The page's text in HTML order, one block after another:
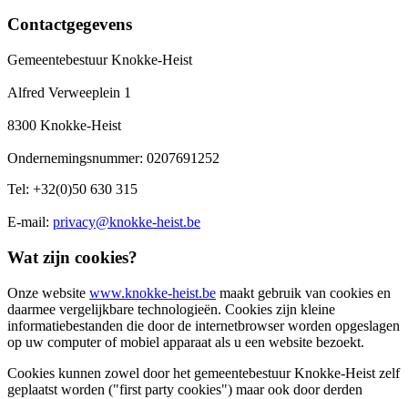
Contactgegevens
Gemeentebestuur Knokke-Heist
Alfred Verweeplein 1
8300 Knokke-Heist
Ondernemingsnummer: 0207691252
Tel: +32(0)50 630 315
E-mail: privacy@knokke-heist.be
Wat zijn cookies?
Onze website www.knokke-heist.be maakt gebruik van cookies en
daarmee vergelijkbare technologieën. Cookies zijn kleine
informatiebestanden die door de internetbrowser worden opgeslagen
op uw computer of mobiel apparaat als u een website bezoekt.
Cookies kunnen zowel door het gemeentebestuur Knokke-Heist zelf
geplaatst worden ("first party cookies") maar ook door derden